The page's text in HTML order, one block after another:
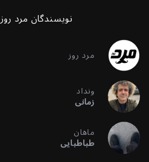
نویسندگان مرد روز
مرد روز
ونداد
زمانی
ماهان
طباطبایی